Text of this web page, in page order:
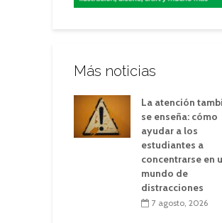
Más noticias
La atención
se enseña: cómo
ayudar a los
estudiantes a
concentrarse en
mundo de
distracciones
7 agosto, 2026